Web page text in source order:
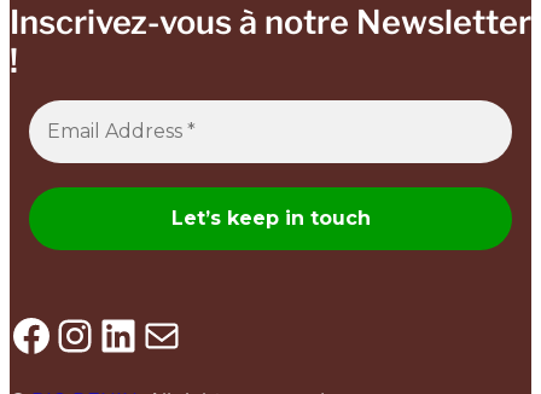
Inscrivez-vous à notre Newsletter
!
Facebook
Instagram
LinkedIn
Mail